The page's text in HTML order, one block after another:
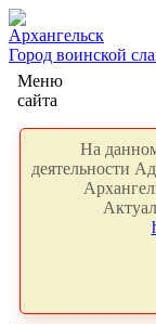
Архангельск
Город воинской
Меню
сайта
На
деятельности